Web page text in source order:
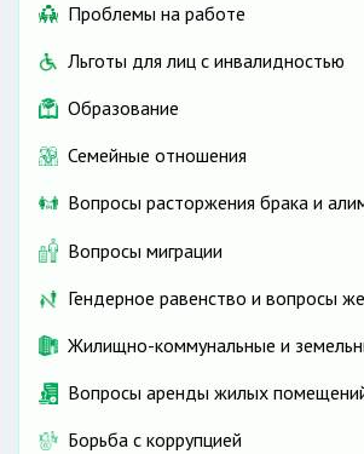
Проблемы на работе
Льготы для лиц с инвалидностью
Образование
Семейные отношения
Вопросы расторжения брака и
Вопросы миграции
Гендерное равенство и вопросы
Жилищно-коммунальные и
Вопросы аренды жилых
Борьба с коррупцией